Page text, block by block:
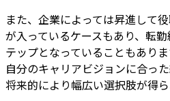
また、企業によっては昇進して
が入っているケースもあり、転
テップとなっていることもありま
自分のキャリアビジョンに合っ
将来的により幅広い選択肢が得ら